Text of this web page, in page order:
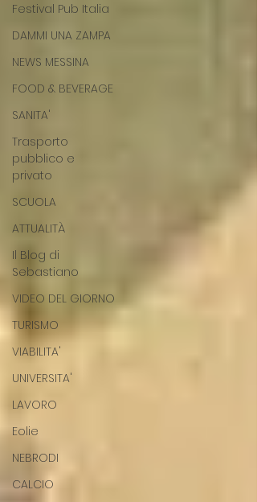
Festival Pub Italia
DAMMI UNA ZAMPA
NEWS MESSINA
FOOD & BEVERAGE
SANITA'
Trasporto
pubblico e
privato
SCUOLA
ATTUALITÀ
Il Blog di
Sebastiano
VIDEO DEL GIORNO
TURISMO
VIABILITA'
UNIVERSITA'
LAVORO
Eolie
NEBRODI
CALCIO